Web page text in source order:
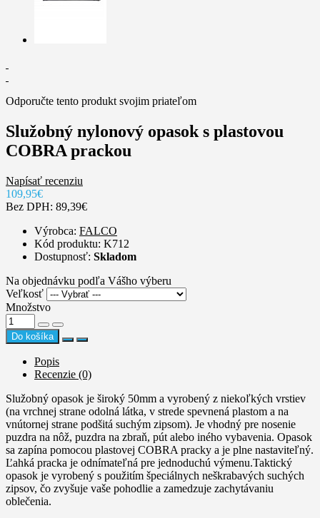
Odporučte tento produkt svojim priateľom
Služobný nylonový opasok s plastovou
COBRA prackou
Napísať recenziu
109,95€
Bez DPH: 89,39€
Výrobca: FALCO
Kód produktu: K712
Dostupnosť: Skladom
Na objednávku podľa Vášho výberu
Veľkosť
Množstvo
Do košíka
Popis
Recenzie (0)
Služobný opasok je široký 50mm a vyrobený z niekoľkých vrstiev
(na vrchnej strane odolná látka, v strede spevnená plastom a na
vnútornej strane podšitá suchým zipsom). Je vhodný pre nosenie
puzdra na nôž, puzdra na zbraň, pút alebo iného vybavenia. Opasok
sa zapína pomocou plastovej COBRA pracky a je plne nastaviteľný.
Ľahká pracka je odnímateľná pre jednoduchú výmenu.Taktický
opasok je vyrobený s použitím špeciálnych neškrabavých suchých
zipsov, čo zvyšuje vaše pohodlie a zamedzuje zachytávaniu
oblečenia.